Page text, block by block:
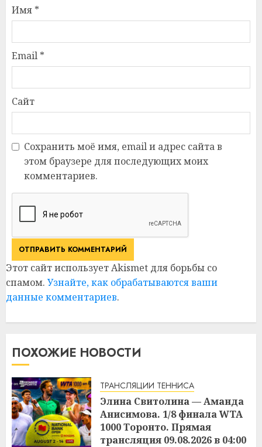
Имя *
Email *
Сайт
Сохранить моё имя, email и адрес сайта в
этом браузере для последующих моих
комментариев.
Этот сайт использует Akismet для борьбы со
спамом. Узнайте, как обрабатываются ваши
данные комментариев.
ПОХОЖИЕ НОВОСТИ
ТРАНСЛЯЦИИ ТЕННИСА
Элина Свитолина — Аманда
Анисимова. 1/8 финала WTA
1000 Торонто. Прямая
трансляция 09.08.2026 в 04:00